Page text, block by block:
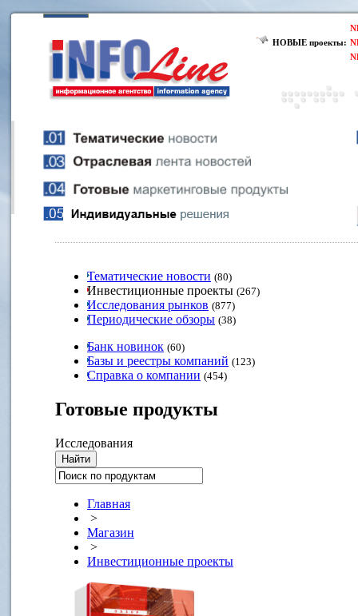
НОВЫЕ проекты:
Тематические новости (80)
Инвестиционные проекты (267)
Исследования рынков (877)
Периодические обзоры (38)
Банк новинок (60)
Базы и реестры компаний (123)
Справка о компании (454)
Готовые продукты
Исследования
Главная
>
Магазин
>
Инвестиционные проекты